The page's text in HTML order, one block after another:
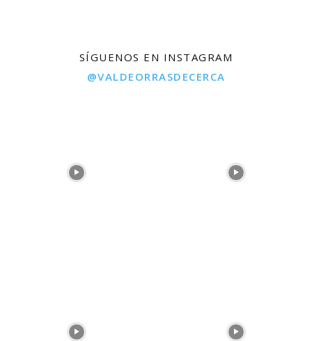
SÍGUENOS EN INSTAGRAM
@VALDEORRASDECERCA